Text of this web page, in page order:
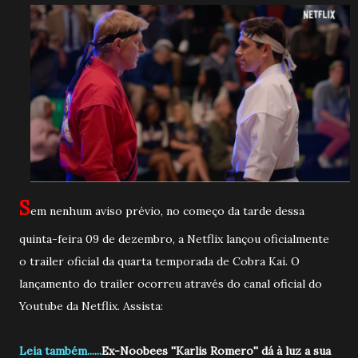
Sem nenhum aviso prévio, no começo da tarde dessa
quinta-feira 09 de dezembro, a Netflix lançou oficialmente
o trailer oficial da quarta temporada de Cobra Kai. O
lançamento do trailer ocorreu através do canal oficial do
Youtube da Netflix. Assista:
Leia também......Ex-Noobees ''Karlis Romero'' dá à luz a sua